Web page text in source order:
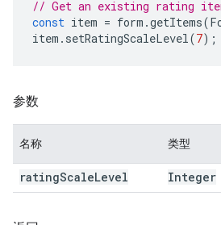
// Get an existing rating
const item = form .getItems(
item . setRatingScaleLevel(7);
参数
名称 类型
ratingScaleLevel Integer